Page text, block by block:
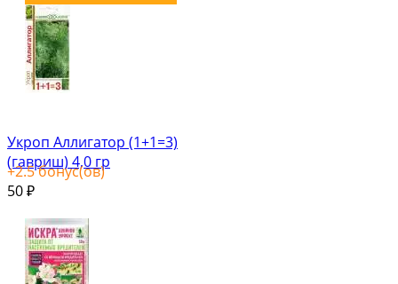
Укроп Аллигатор (1+1=3)
(гавриш) 4,0 гр
+2.5бонус(ов)
50 ₽